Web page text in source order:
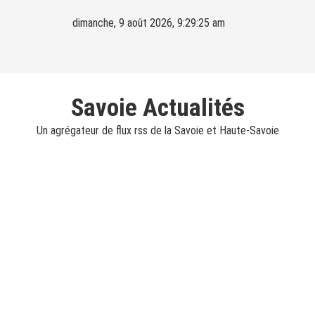
dimanche, 9 août 2026, 9:29:26 am
Savoie Actualités
Un agrégateur de flux rss de la Savoie et Haute-Savoie